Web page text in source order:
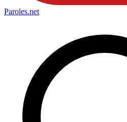
Paroles.net